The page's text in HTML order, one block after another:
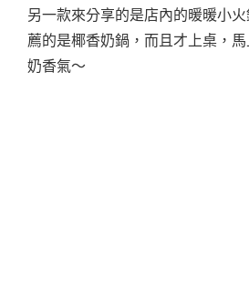
另一款來分享的是店內的暖暖小
薦的是椰香奶鍋，而且才上桌，
奶香氣～